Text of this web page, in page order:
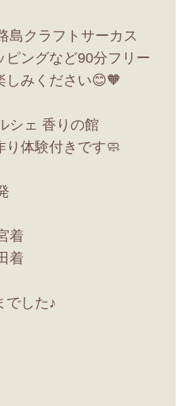
クラフトサーカス
ピングなど90分フリー
しみください😊🧡
ェ 香りの館
り体験付きです🧼
着
着
でした♪